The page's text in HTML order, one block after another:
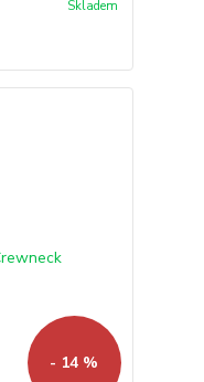
Skladem
- 14 %